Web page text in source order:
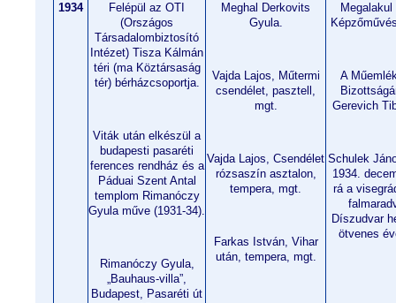
1934
Felépül az OTI
(Országos
Társadalombiztosító
Intézet) Tisza Kálmán
téri (ma Köztársaság
tér) bérházcsoportja.
Viták után elkészül a
budapesti pasaréti
ferences rendház és a
Páduai Szent Antal
templom Rimanóczy
Gyula műve (1931-34).
Rimanóczy Gyula,
„Bauhaus-villa”,
Budapest, Pasaréti út
Meghal Derkovits
Gyula.
Vajda Lajos, Műtermi
csendélet, pasztell,
mgt.
Vajda Lajos, Csendélet
rózsaszín asztalon,
tempera, mgt.
Farkas István, Vihar
után, tempera, mgt.
A
Gerevich
Schulek
1934.
rá a
Díszudvar
ötvenes